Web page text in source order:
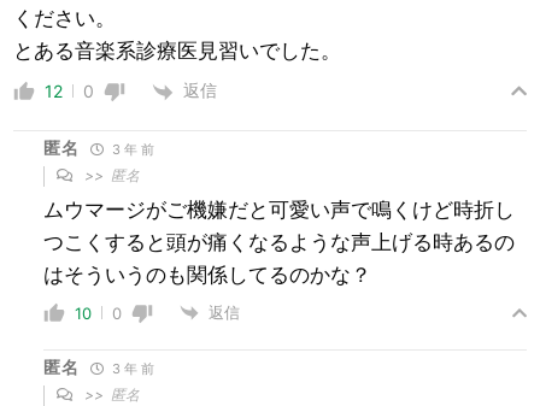
ください。
とある音楽系診療医見習いでした。
12 0 返信
匿名 3 年 前
>> 匿名
ムウマージがご機嫌だと可愛い声で鳴くけど時折し
つこくすると頭が痛くなるような声上げる時あるの
はそういうのも関係してるのかな？
10 0 返信
匿名 3 年 前
>> 匿名